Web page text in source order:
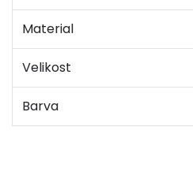
Material
Velikost
Barva